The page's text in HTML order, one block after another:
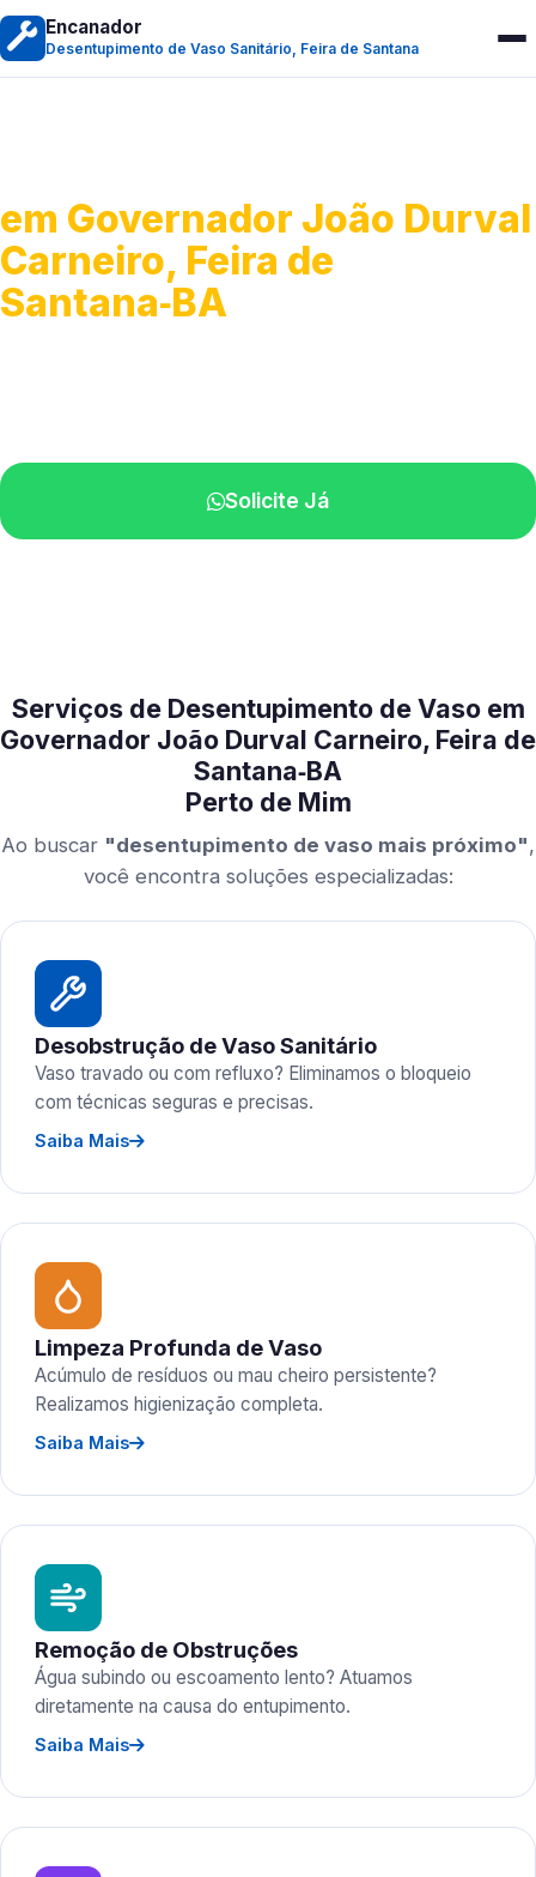
Encanador
Desentupimento de Vaso Sanitário, Feira de Santana
em Governador João Durval
Carneiro, Feira de
Santana‑BA
Solicite Já
Serviços de Desentupimento de Vaso em
Governador João Durval Carneiro, Feira de
Santana‑BA
Perto de Mim
Ao buscar "desentupimento de vaso mais próximo",
você encontra soluções especializadas:
Desobstrução de Vaso Sanitário
Vaso travado ou com refluxo? Eliminamos o bloqueio
com técnicas seguras e precisas.
Saiba Mais
Limpeza Profunda de Vaso
Acúmulo de resíduos ou mau cheiro persistente?
Realizamos higienização completa.
Saiba Mais
Remoção de Obstruções
Água subindo ou escoamento lento? Atuamos
diretamente na causa do entupimento.
Saiba Mais